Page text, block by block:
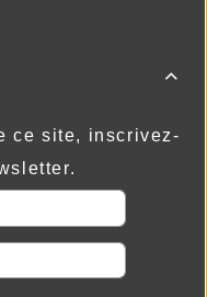

ce site, inscrivez-